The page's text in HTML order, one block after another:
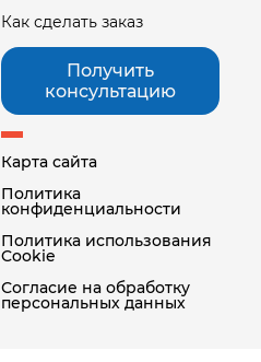
Как сделать заказ
Получить
консультацию
Карта сайта
Политика
конфиденциальности
Политика использования
Cookie
Согласие на обработку
персональных данных